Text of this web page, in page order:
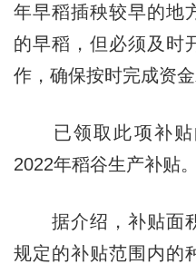
年早稻插秧较早的地
的早稻，但必须及时
作，确保按时完成资金
已领取此项补贴
2022年稻谷生产补贴。
据介绍，补贴面积
规定的补贴范围内的